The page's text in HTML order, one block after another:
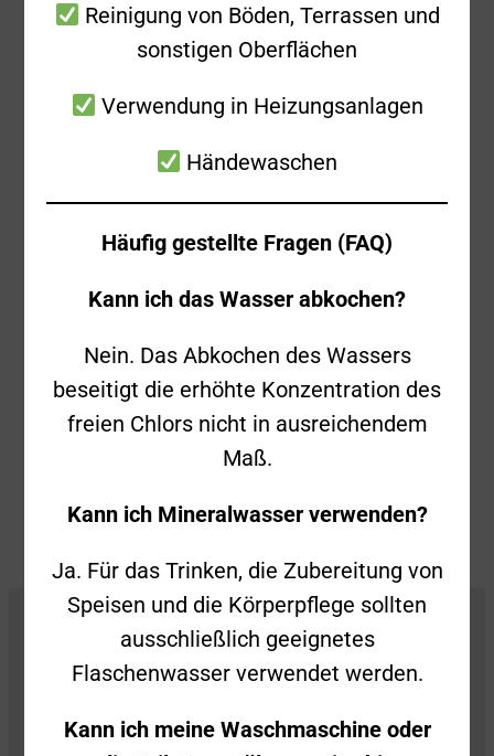
absuchen, ohne dass erst eine
Schlauchleitung verlegt werden musste.
Vom Trupp wurde ein Kleinbrand von
Werkstattwagen festgestellt und
abgelöscht.
die restlichen Gebäudeteile auf eine
Gegen Mitternacht konnte die letzten
Kräfte wieder einrücken.
Alle Beiträge anzeigen
Reinigung von Böden, Terrassen und
sonstigen Oberflächen
Verwendung in Heizungsanlagen
Händewaschen
Häufig gestellte Fragen (FAQ)
Kann ich das Wasser abkochen?
Nein. Das Abkochen des Wassers
beseitigt die erhöhte Konzentration des
freien Chlors nicht in ausreichendem
Maß.
Kann ich Mineralwasser verwenden?
Ja. Für das Trinken, die Zubereitung von
Speisen und die Körperpflege sollten
ausschließlich geeignetes
Flaschenwasser verwendet werden.
Kann ich meine Waschmaschine oder